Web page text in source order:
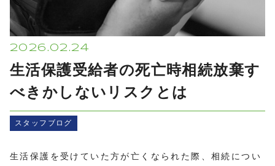
2026.02.24
生活保護受給者の死亡時相続放棄す
べきかしないリスクとは
スタッフブログ
生活保護を受けていた方が亡くなられた際、相続につい